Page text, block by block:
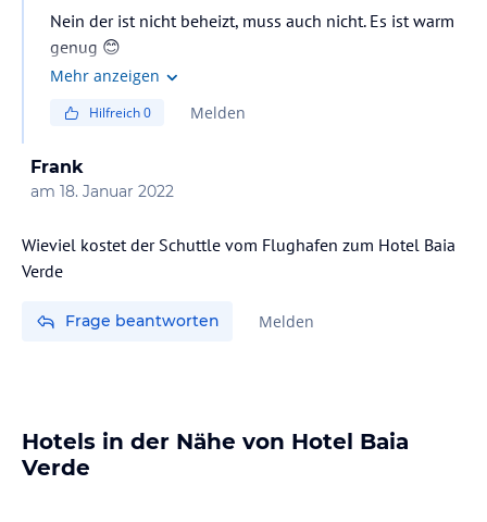
Nein der ist nicht beheizt, muss auch nicht. Es ist warm
genug 😊
Mehr anzeigen
Hilfreich0 Melden
Frank
am 18. Januar 2022
Wieviel kostet der Schuttle vom Flughafen zum Hotel Baia
Verde
Frage beantworten Melden
Hotels in der Nähe von Hotel Baia
Verde